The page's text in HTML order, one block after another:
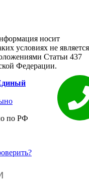
носит
условиях не является
Статьи 437
Федерации.
по РФ